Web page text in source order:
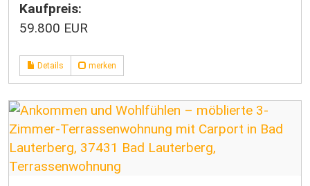
Kaufpreis:
59.800 EUR
Details merken